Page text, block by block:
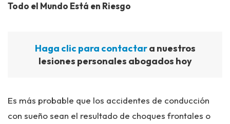
Todo el Mundo Está en Riesgo
Haga clic para contactara nuestros
lesiones personales abogados hoy
Es más probable que los accidentes de conducción
con sueño sean el resultado de choques frontales o